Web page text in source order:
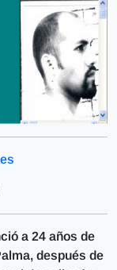
a 24 años de
después de